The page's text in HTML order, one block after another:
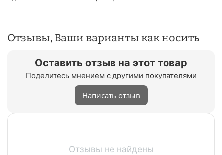
Отзывы, Ваши варианты как носить
Оставить отзыв на этот товар
Поделитесь мнением с другими покупателями
Написать отзыв
Отзывы не найдены